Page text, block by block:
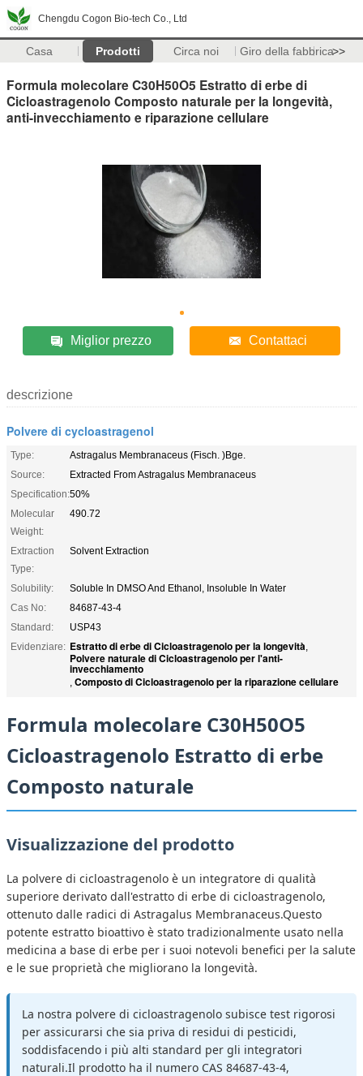
Chengdu Cogon Bio-tech Co., Ltd
Casa Prodotti Circa noi Giro della fabbrica>>
Formula molecolare C30H50O5 Estratto di erbe di
Cicloastragenolo Composto naturale per la longevità,
anti-invecchiamento e riparazione cellulare
Miglior prezzo Contattaci
descrizione
Polvere di cycloastragenol
Type:
Astragalus Membranaceus (Fisch. )Bge.
Source:
Extracted From Astragalus Membranaceus
Specification:50%
Molecular
Weight:
490.72
Extraction
Type:
Solvent Extraction
Solubility:
Soluble In DMSO And Ethanol, Insoluble In Water
Cas No:
84687-43-4
Standard:
USP43
Evidenziare: Estratto di erbe di Cicloastragenolo per la longevità,
Polvere naturale di Cicloastragenolo per l'anti-
invecchiamento
, Composto di Cicloastragenolo per la riparazione cellulare
Formula molecolare C30H50O5
Cicloastragenolo Estratto di erbe
Composto naturale
Visualizzazione del prodotto
La polvere di cicloastragenolo è un integratore di qualità
superiore derivato dall'estratto di erbe di cicloastragenolo,
ottenuto dalle radici di Astragalus Membranaceus.Questo
potente estratto bioattivo è stato tradizionalmente usato nella
medicina a base di erbe per i suoi notevoli benefici per la salute
e le sue proprietà che migliorano la longevità.
La nostra polvere di cicloastragenolo subisce test rigorosi
per assicurarsi che sia priva di residui di pesticidi,
soddisfacendo i più alti standard per gli integratori
naturali.Il prodotto ha il numero CAS 84687-43-4,